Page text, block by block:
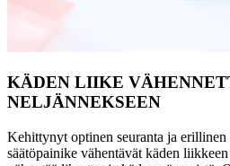
KÄDEN LIIKE
NELJÄNNEKSEEN
Kehittynyt optinen seuranta ja erillinen
säätöpainike vähentävät käden